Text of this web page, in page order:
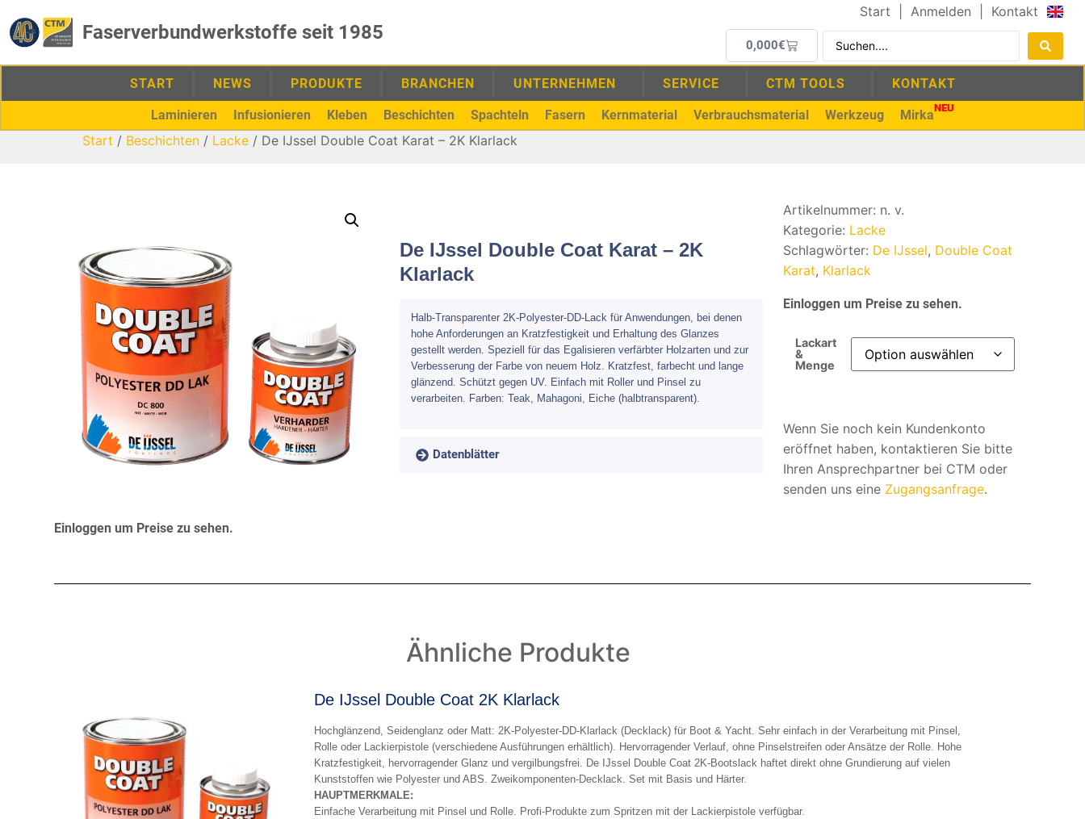
Faserverbundwerkstoffe seit 1985
Start Anmelden Kontakt
0,000€
START NEWS PRODUKTE BRANCHEN UNTERNEHMEN SERVICE CTM TOOLS KONTAKT
Laminieren Infusionieren Kleben Beschichten Spachteln Fasern Kernmaterial Verbrauchsmaterial Werkzeug MirkaNEU
Start / Beschichten / Lacke / De IJssel Double Coat Karat – 2K Klarlack
De IJssel Double Coat Karat – 2K
Klarlack
Halb-Transparenter 2K-Polyester-DD-Lack für Anwendungen, bei denen
hohe Anforderungen an Kratzfestigkeit und Erhaltung des Glanzes
gestellt werden. Speziell für das Egalisieren verfärbter Holzarten und zur
Verbesserung der Farbe von neuem Holz. Kratzfest, farbecht und lange
glänzend. Schützt gegen UV. Einfach mit Roller und Pinsel zu
verarbeiten. Farben: Teak, Mahagoni, Eiche (halbtransparent).
Datenblätter
Artikelnummer: n. v.
Kategorie: Lacke
Schlagwörter: De IJssel, Double Coat
Karat, Klarlack
Einloggen um Preise zu sehen.
Lackart
&
Menge
Wenn Sie noch kein Kundenkonto
eröffnet haben, kontaktieren Sie bitte
Ihren Ansprechpartner bei CTM oder
senden uns eine Zugangsanfrage.
Einloggen um Preise zu sehen.
Ähnliche Produkte
De IJssel Double Coat 2K Klarlack
Hochglänzend, Seidenglanz oder Matt: 2K-Polyester-DD-Klarlack (Decklack) für Boot & Yacht. Sehr einfach in der Verarbeitung mit Pinsel,
Rolle oder Lackierpistole (verschiedene Ausführungen erhältlich). Hervorragender Verlauf, ohne Pinselstreifen oder Ansätze der Rolle. Hohe
Kratzfestigkeit, hervorragender Glanz und vergilbungsfrei. De IJssel Double Coat 2K-Bootslack haftet direkt ohne Grundierung auf vielen
Kunststoffen wie Polyester und ABS. Zweikomponenten-Decklack. Set mit Basis und Härter.
HAUPTMERKMALE:
Einfache Verarbeitung mit Pinsel und Rolle. Profi-Produkte zum Spritzen mit der Lackierpistole verfügbar.